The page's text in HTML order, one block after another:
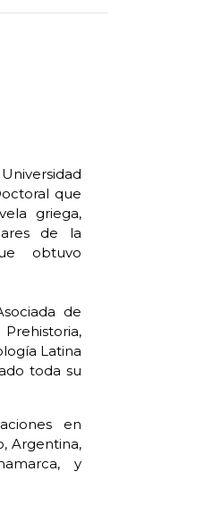
que
griega,
de la
obtuvo
de
Latina
toda su
en
Argentina,
y